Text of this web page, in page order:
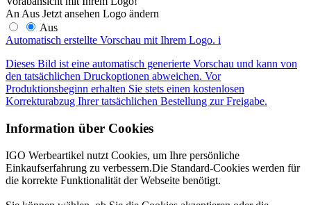
An Aus Jetzt ansehen Logo ändern
Aus
Automatisch erstellte Vorschau mit Ihrem Logo. i
Dieses Bild ist eine automatisch generierte Vorschau und kann von
den tatsächlichen Druckoptionen abweichen. Vor
Produktionsbeginn erhalten Sie stets einen kostenlosen
Korrekturabzug Ihrer tatsächlichen Bestellung zur Freigabe.
Information über Cookies
IGO Werbeartikel nutzt Cookies, um Ihre persönliche
Einkaufserfahrung zu verbessern.Die Standard-Cookies werden für
die korrekte Funktionalität der Webseite benötigt.